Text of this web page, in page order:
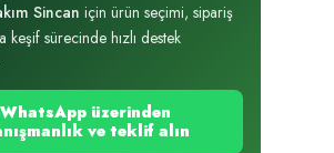
Sincan için ürün seçimi, sipariş
keşif sürecinde hızlı destek
WhatsApp üzerinden
ve teklif alın